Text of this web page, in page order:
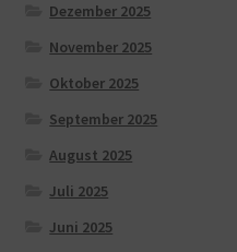
Dezember 2025
November 2025
Oktober 2025
September 2025
August 2025
Juli 2025
Juni 2025